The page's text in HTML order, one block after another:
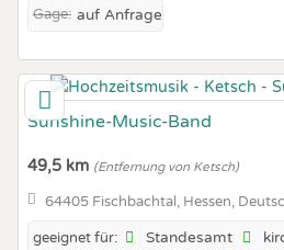
Gage: auf Anfrage
Sunshine-Music-Band
49,5 km (Entfernung von Ketsch)
64405 Fischbachtal, Hessen,
geeignet für: Standesamt